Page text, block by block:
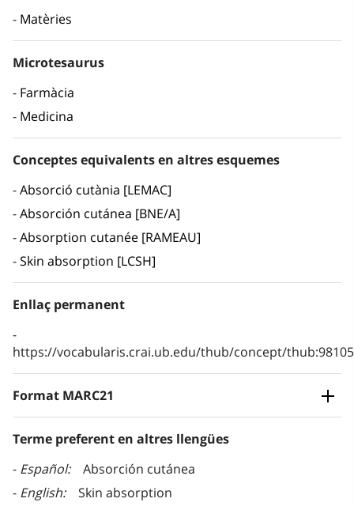
Matèries
Microtesaurus
Farmàcia
Medicina
Conceptes equivalents en altres esquemes
Absorció cutània [LEMAC]
Absorción cutánea [BNE/A]
Absorption cutanée [RAMEAU]
Skin absorption [LCSH]
Enllaç permanent
https://vocabularis.crai.ub.edu/thub/concept/
Format MARC21
Terme preferent en altres llengües
Español
Absorción cutánea
English
Skin absorption